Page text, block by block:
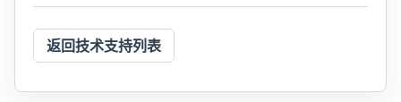
返回技术支持列表